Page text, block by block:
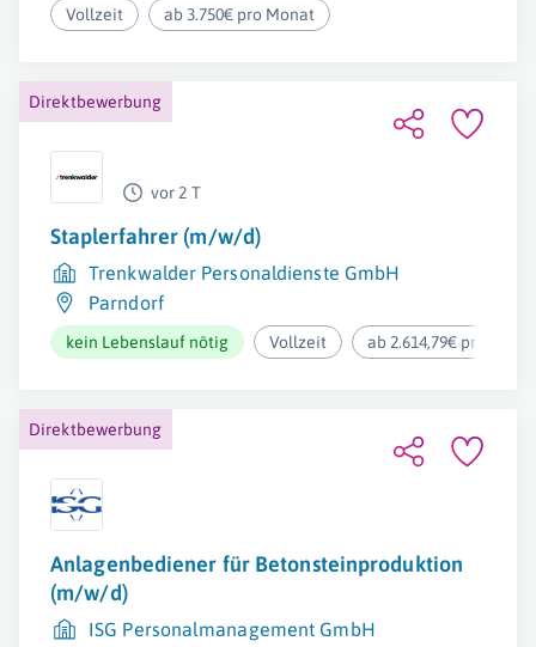
Vollzeit ab 3.750€ pro Monat
Direktbewerbung
vor 2 T
Staplerfahrer (m/w/d)
Trenkwalder Personaldienste GmbH
Parndorf
kein Lebenslauf nötig Vollzeit ab 2.614,79€ pro
Direktbewerbung
Anlagenbediener für Betonsteinproduktion
(m/w/d)
ISG Personalmanagement GmbH